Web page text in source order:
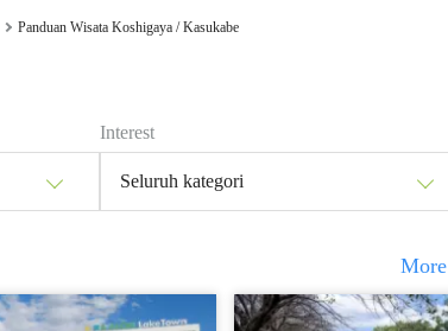
Panduan Wisata Koshigaya / Kasukabe
Interest
Seluruh kategori
More